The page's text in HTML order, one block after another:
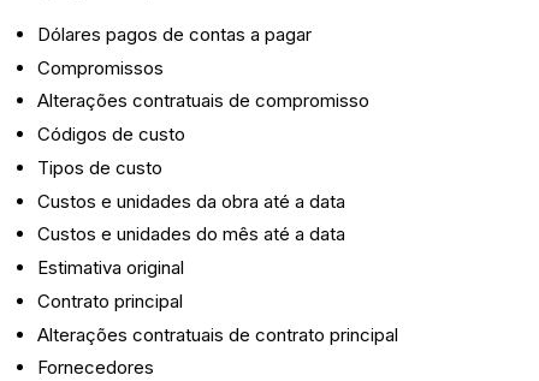
Dólares pagos de contas a pagar
Compromissos
Alterações contratuais de compromisso
Códigos de custo
Tipos de custo
Custos e unidades da obra até a data
Custos e unidades do mês até a data
Estimativa original
Contrato principal
Alterações contratuais de contrato principal
Fornecedores